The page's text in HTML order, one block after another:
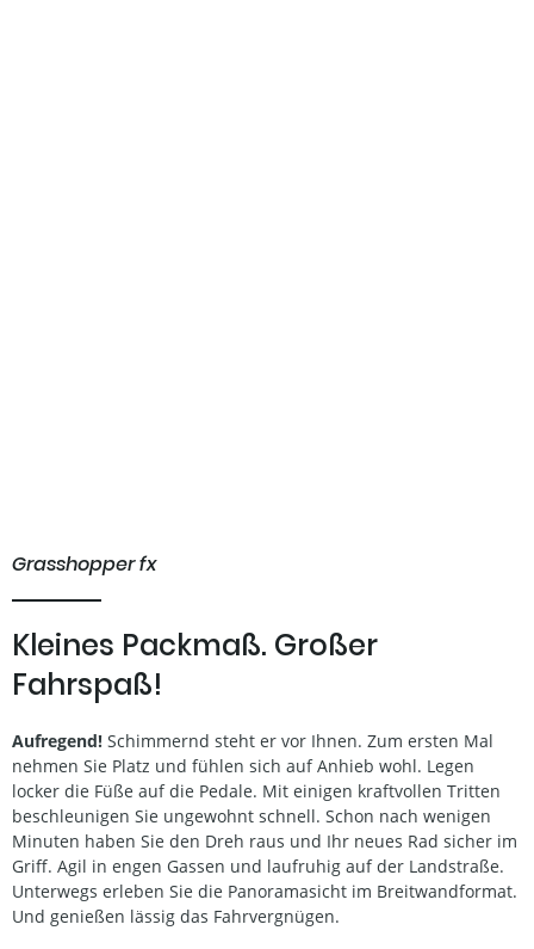
Grasshopper fx
Kleines Packmaß. Großer
Fahrspaß!
Aufregend! Schimmernd steht er vor Ihnen. Zum ersten Mal
nehmen Sie Platz und fühlen sich auf Anhieb wohl. Legen
locker die Füße auf die Pedale. Mit einigen kraftvollen Tritten
beschleunigen Sie ungewohnt schnell. Schon nach wenigen
Minuten haben Sie den Dreh raus und Ihr neues Rad sicher im
Griff. Agil in engen Gassen und laufruhig auf der Landstraße.
Unterwegs erleben Sie die Panoramasicht im Breitwandformat.
Und genießen lässig das Fahrvergnügen.